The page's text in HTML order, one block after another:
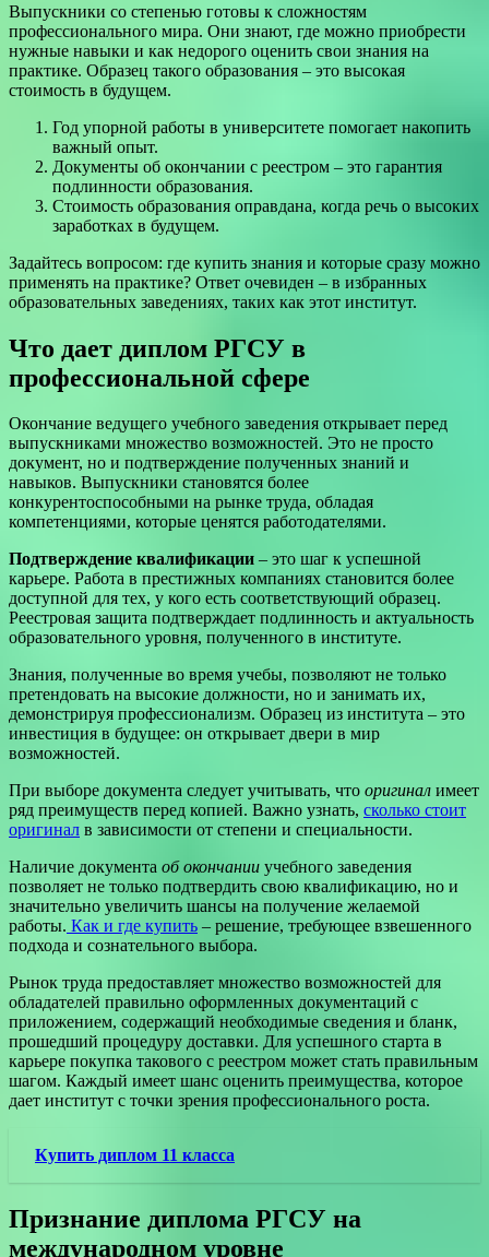
Выпускники со степенью готовы к сложностям
профессионального мира. Они знают, где можно приобрести
нужные навыки и как недорого оценить свои знания на
практике. Образец такого образования – это высокая
стоимость в будущем.
Год упорной работы в университете помогает накопить
важный опыт.
Документы об окончании с реестром – это гарантия
подлинности образования.
Стоимость образования оправдана, когда речь о высоких
заработках в будущем.
Задайтесь вопросом: где купить знания и которые сразу можно
применять на практике? Ответ очевиден – в избранных
образовательных заведениях, таких как этот институт.
Что дает диплом РГСУ в
профессиональной сфере
Окончание ведущего учебного заведения открывает перед
выпускниками множество возможностей. Это не просто
документ, но и подтверждение полученных знаний и
навыков. Выпускники становятся более
конкурентоспособными на рынке труда, обладая
компетенциями, которые ценятся работодателями.
Подтверждение квалификации – это шаг к успешной
карьере. Работа в престижных компаниях становится более
доступной для тех, у кого есть соответствующий образец.
Реестровая защита подтверждает подлинность и актуальность
образовательного уровня, полученного в институте.
Знания, полученные во время учебы, позволяют не только
претендовать на высокие должности, но и занимать их,
демонстрируя профессионализм. Образец из института – это
инвестиция в будущее: он открывает двери в мир
возможностей.
При выборе документа следует учитывать, что оригинал имеет
ряд преимуществ перед копией. Важно узнать, сколько стоит
оригинал в зависимости от степени и специальности.
Наличие документа об окончании учебного заведения
позволяет не только подтвердить свою квалификацию, но и
значительно увеличить шансы на получение желаемой
работы. Как и где купить – решение, требующее взвешенного
подхода и сознательного выбора.
Рынок труда предоставляет множество возможностей для
обладателей правильно оформленных документаций с
приложением, содержащий необходимые сведения и бланк,
прошедший процедуру доставки. Для успешного старта в
карьере покупка такового с реестром может стать правильным
шагом. Каждый имеет шанс оценить преимущества, которое
дает институт с точки зрения профессионального роста.
Купить диплом 11 класса
Признание диплома РГСУ на
международном уровне